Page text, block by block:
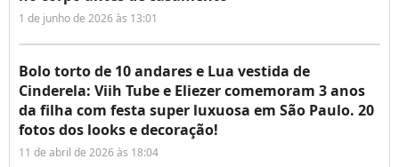
1 de junho de 2026 às 13:01
Bolo torto de 10 andares e Lua vestida de
Cinderela: Viih Tube e Eliezer comemoram 3 anos
da filha com festa super luxuosa em São Paulo. 20
fotos dos looks e decoração!
11 de abril de 2026 às 18:04